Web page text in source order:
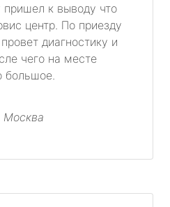
к выводу что
центр. По приезду
диагностику и
чего на месте
большое.
Москва